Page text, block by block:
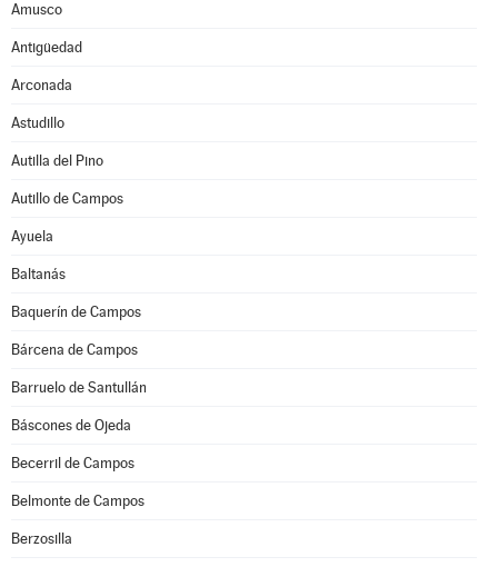
Amusco
Antigüedad
Arconada
Astudillo
Autilla del Pino
Autillo de Campos
Ayuela
Baltanás
Baquerín de Campos
Bárcena de Campos
Barruelo de Santullán
Báscones de Ojeda
Becerril de Campos
Belmonte de Campos
Berzosilla